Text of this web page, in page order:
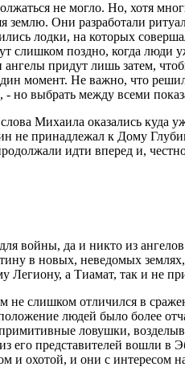
не могло. Но, хотя
землю. Они разработали
лодки, на которых
слишком поздно, когда люди
придут лишь затем,
момент. Не важно, что
- но выбрать между всеми
Михаила оказались куда
не принадлежал к Дому
идти вперед и,
войны, да и никто из
в новых, неведомых
Легиону, а Тиамат, так и не
слишком отличился в
людей было более
ловушки,
его представителей вошли в
и охотой, и они с интересом